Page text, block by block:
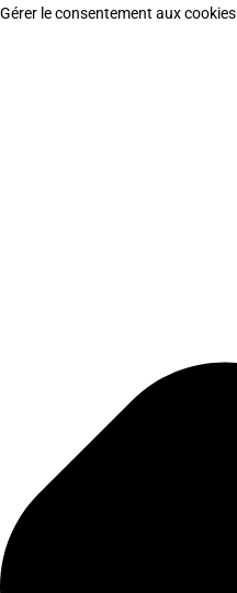
Gérer le consentement aux cookies